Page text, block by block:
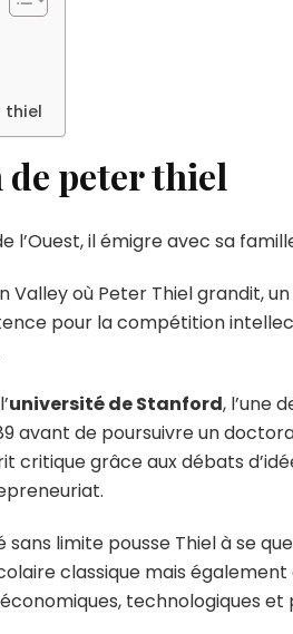
thiel
peter thiel
il émigre avec sa
Valley où Peter Thiel grandit,
pour la compétition
université de Stanford, l’une
avant de poursuivre un
critique grâce aux débats
limite pousse Thiel à se
classique mais
technologiques